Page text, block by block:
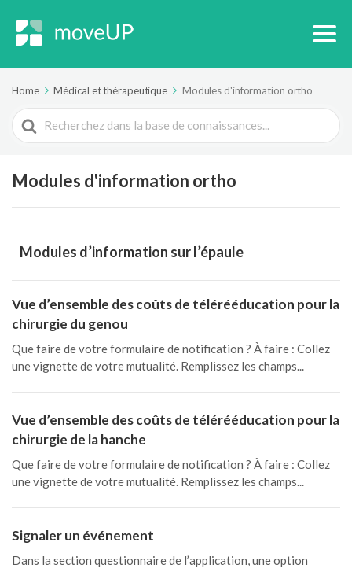
Home Médical et thérapeutique Modules d'information ortho
Search
For
Modules d'information ortho
Modules d’information sur l’épaule
Vue d’ensemble des coûts de télérééducation pour la
chirurgie du genou
Que faire de votre formulaire de notification ? À faire : Collez
une vignette de votre mutualité. Remplissez les champs...
Vue d’ensemble des coûts de télérééducation pour la
chirurgie de la hanche
Que faire de votre formulaire de notification ? À faire : Collez
une vignette de votre mutualité. Remplissez les champs...
Signaler un événement
Dans la section questionnaire de l’application, une option